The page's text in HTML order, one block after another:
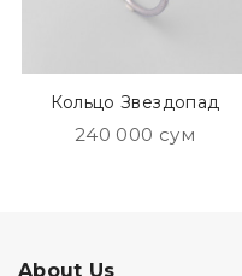
Кольцо Звездопад
240 000 сум
About Us